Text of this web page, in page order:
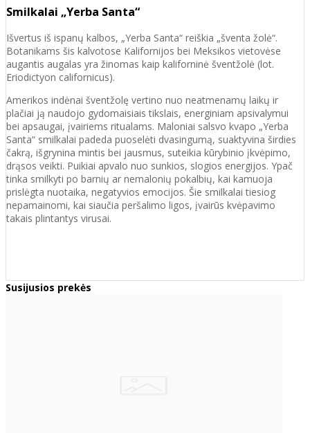
Smilkalai „Yerba Santa“
Išvertus iš ispanų kalbos, „Yerba Santa“ reiškia „šventa žolė“.
Botanikams šis kalvotose Kalifornijos bei Meksikos vietovėse
augantis augalas yra žinomas kaip kaliforninė šventžolė (lot.
Eriodictyon californicus).
Amerikos indėnai šventžolę vertino nuo neatmenamų laikų ir
plačiai ją naudojo gydomaisiais tikslais, energiniam apsivalymui
bei apsaugai, įvairiems ritualams. Maloniai salsvo kvapo „Yerba
Santa“ smilkalai padeda puoselėti dvasingumą, suaktyvina širdies
čakrą, išgrynina mintis bei jausmus, suteikia kūrybinio įkvėpimo,
drąsos veikti. Puikiai apvalo nuo sunkios, slogios energijos. Ypač
tinka smilkyti po barnių ar nemalonių pokalbių, kai kamuoja
prislėgta nuotaika, negatyvios emocijos. Šie smilkalai tiesiog
nepamainomi, kai siaučia peršalimo ligos, įvairūs kvėpavimo
takais plintantys virusai.
Susijusios prekės